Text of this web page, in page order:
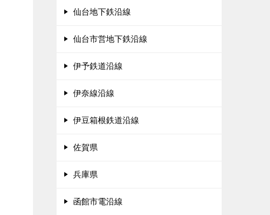
仙台地下鉄沿線
仙台市営地下鉄沿線
伊予鉄道沿線
伊奈線沿線
伊豆箱根鉄道沿線
佐賀県
兵庫県
函館市電沿線